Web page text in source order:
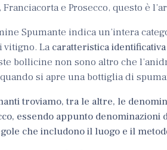
e Prosecco, questo è
Spumante indica un’intera
vitigno. La caratteristica
bollicine non sono altro che
si apre una bottiglia di
troviamo, tra le altre, le
essendo appunto
che includono il luogo e il